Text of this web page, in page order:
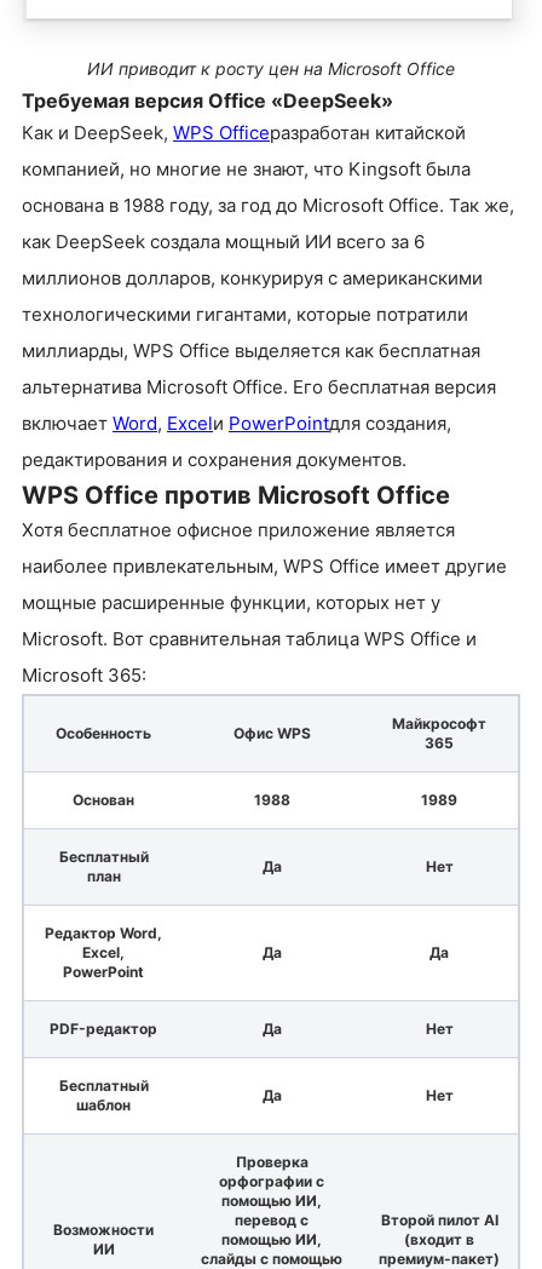
ИИ приводит к росту цен на Microsoft Office
Требуемая версия Office «DeepSeek»
Как и DeepSeek, WPS Officeразработан китайской
компанией, но многие не знают, что Kingsoft была
основана в 1988 году, за год до Microsoft Office. Так же,
как DeepSeek создала мощный ИИ всего за 6
миллионов долларов, конкурируя с американскими
технологическими гигантами, которые потратили
миллиарды, WPS Office выделяется как бесплатная
альтернатива Microsoft Office. Его бесплатная версия
включает Word, Excelи PowerPointдля создания,
редактирования и сохранения документов.
WPS Office против Microsoft Office
Хотя бесплатное офисное приложение является
наиболее привлекательным, WPS Office имеет другие
мощные расширенные функции, которых нет у
Microsoft. Вот сравнительная таблица WPS Office и
Microsoft 365:
Особенность Офис WPS
Майкрософт
365
Основан 1988 1989
Бесплатный
план
Да Нет
Редактор Word,
Excel,
PowerPoint
Да Да
PDF-редактор Да Нет
Бесплатный
шаблон
Да Нет
Возможности
ИИ
Проверка
орфографии с
помощью ИИ,
перевод с
помощью ИИ,
слайды с помощью
Второй пилот AI
(входит в
премиум-пакет)